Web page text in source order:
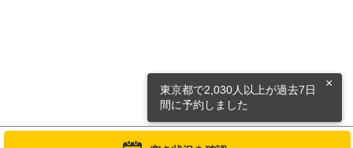
東京都で2,030人以上が過去7日
間に予約しました
×